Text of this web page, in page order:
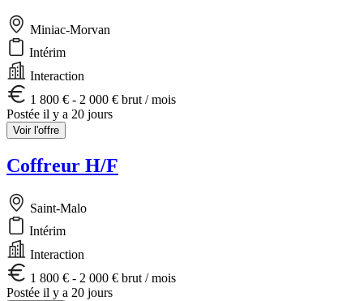
Miniac-Morvan
Intérim
Interaction
1 800 € - 2 000 € brut / mois
Postée il y a 20 jours
Voir l'offre
Coffreur H/F
Saint-Malo
Intérim
Interaction
1 800 € - 2 000 € brut / mois
Postée il y a 20 jours